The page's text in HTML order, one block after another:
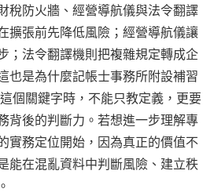
稅防火牆、經營導航儀與法令翻譯
擴張前先降低風險；經營導航儀讓
；法令翻譯機則把複雜規定轉成企
也是為什麼記帳士事務所附設補習
個關鍵字時，不能只教定義，更要
背後的判斷力。若想進一步理解專
實務定位開始，因為真正的價值不
能在混亂資料中判斷風險、建立秩